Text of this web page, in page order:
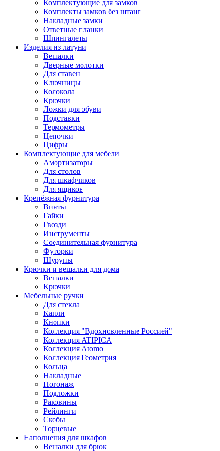
Комплектующие для замков
Комплекты замков без штанг
Накладные замки
Ответные планки
Шпингалеты
Изделия из латуни
Вешалки
Дверные молотки
Для ставен
Ключницы
Колокола
Крючки
Ложки для обуви
Подставки
Термометры
Цепочки
Цифры
Комплектующие для мебели
Амортизаторы
Для столов
Для шкафчиков
Для ящиков
Крепёжная фурнитура
Винты
Гайки
Гвозди
Инструменты
Соединительная фурнитура
Футорки
Шурупы
Крючки и вешалки для дома
Вешалки
Крючки
Мебельные ручки
Для стекла
Капли
Кнопки
Коллекция "Вдохновленные Россией"
Коллекция ATIPICA
Коллекция Atomo
Коллекция Геометрия
Кольца
Накладные
Погонаж
Подложки
Раковины
Рейлинги
Скобы
Торцевые
Наполнения для шкафов
Вешалки для брюк